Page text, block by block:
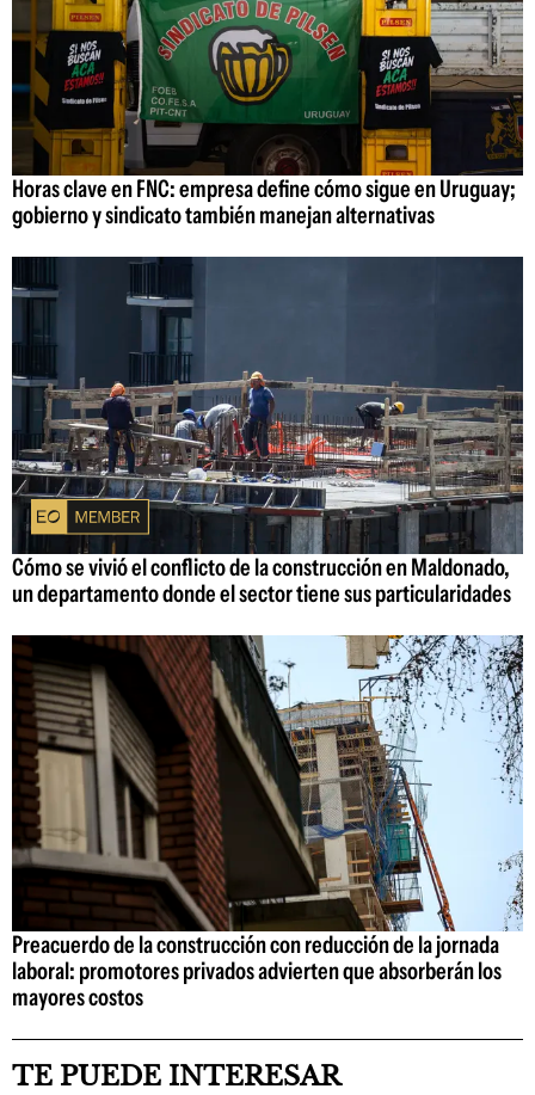
Horas clave en FNC: empresa define cómo sigue en Uruguay;
gobierno y sindicato también manejan alternativas
Cómo se vivió el conflicto de la construcción en Maldonado,
un departamento donde el sector tiene sus particularidades
Preacuerdo de la construcción con reducción de la jornada
laboral: promotores privados advierten que absorberán los
mayores costos
TE PUEDE INTERESAR